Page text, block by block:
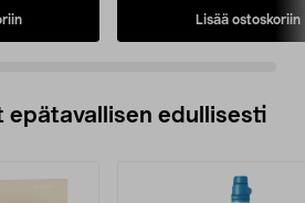
Lisää ostoskoriin
epätavallisen edullisesti